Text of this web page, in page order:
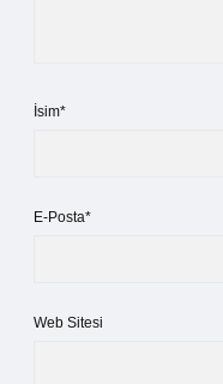
İsim*
E-Posta*
Web Sitesi